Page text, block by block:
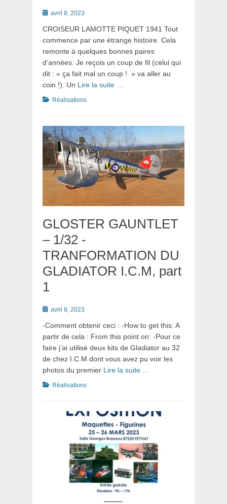
Postéavril 8, 2023
CROISEUR LAMOTTE PIQUET 1941 Tout
commence par une étrange histoire. Cela
remonte à quelques bonnes paires
d’années. Je reçois un coup de fil (celui qui
dit : « ça fait mal un coup ! » va aller au
coin !). Un Lire la suite …
Catégories
Réalisations
GLOSTER GAUNTLET
– 1/32 -
TRANFORMATION DU
GLADIATOR I.C.M, part
1
Postéavril 8, 2023
-Comment obtenir ceci : -How to get this: A
partir de cela : From this point on: -Pour ce
faire j’ai utilisé deux kits de Gladiator au 32
de chez I.C.M dont vous avez pu voir les
photos du premier Lire la suite …
Catégories
Réalisations